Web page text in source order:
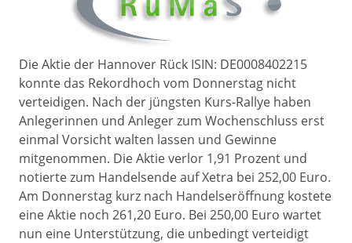
Die Aktie der Hannover Rück ISIN: DE0008402215
konnte das Rekordhoch vom Donnerstag nicht
verteidigen. Nach der jüngsten Kurs-Rallye haben
Anlegerinnen und Anleger zum Wochenschluss erst
einmal Vorsicht walten lassen und Gewinne
mitgenommen. Die Aktie verlor 1,91 Prozent und
notierte zum Handelsende auf Xetra bei 252,00 Euro.
Am Donnerstag kurz nach Handelseröffnung kostete
eine Aktie noch 261,20 Euro. Bei 250,00 Euro wartet
nun eine Unterstützung, die unbedingt verteidigt